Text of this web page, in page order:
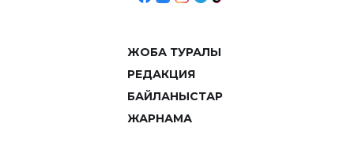
ЖОБА ТУРАЛЫ
РЕДАКЦИЯ
БАЙЛАНЫСТАР
ЖАРНАМА